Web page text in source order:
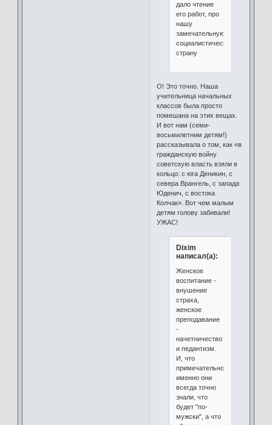
дало чтение
его работ, про
нашу
замечательную
социалистическую
страну
О! Это точно. Наша
учительница начальных
классов была просто
помешана на этих вещах.
И вот нам (семи-
восьмилетним детям!)
рассказывала о том, как «в
гражданскую войну
советскую власть взяли в
кольцо: с юга Деникин, с
севера Врангель, с запада
Юденич, с востока
Колчак». Вот чем малым
детям голову забивали!
УЖАС!
Dixim
написал(а):
Женское
воспитание -
внушение
страха,
женское
преподавание
-
начетничество
и педантизм.
И, что
примечательно,
именно они
всегда точно
знали, что
будет "по-
мужски", а что